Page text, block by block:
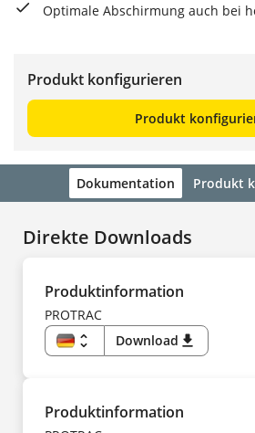
Optimale Abschirmung auch bei
Produkt konfigurieren
Produkt
Dokumentation Produkt
Direkte Downloads
Produktinformation
PROTRAC
unfold_more
DE
DA
ES
Download download
Produktinformation